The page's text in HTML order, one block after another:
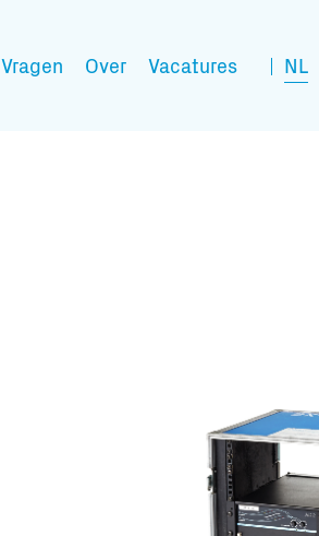
NL
Vragen Over Vacatures
Transport informatie: